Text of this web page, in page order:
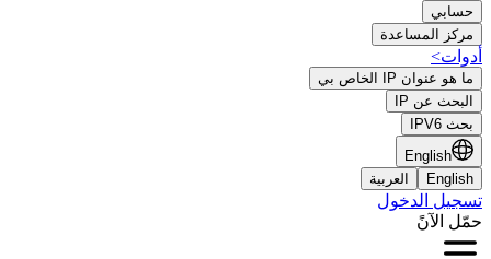
حسابي
مركز المساعدة
أدوات>
ما هو عنوان IP الخاص بي
البحث عن IP
بحث IPV6
English
English
العربية
تسجيل الدخول
حمّل الآنً